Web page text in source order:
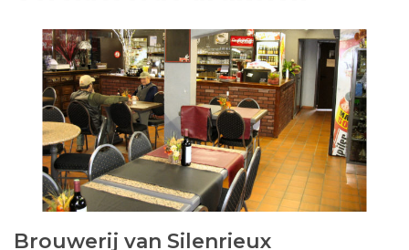
Brouwerij van Silenrieux